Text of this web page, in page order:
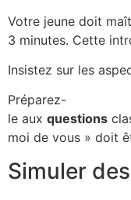
Votre jeune doit
3 minutes. Cette
Insistez sur les
Préparez-
le aux questions
moi de vous » doit
Simuler